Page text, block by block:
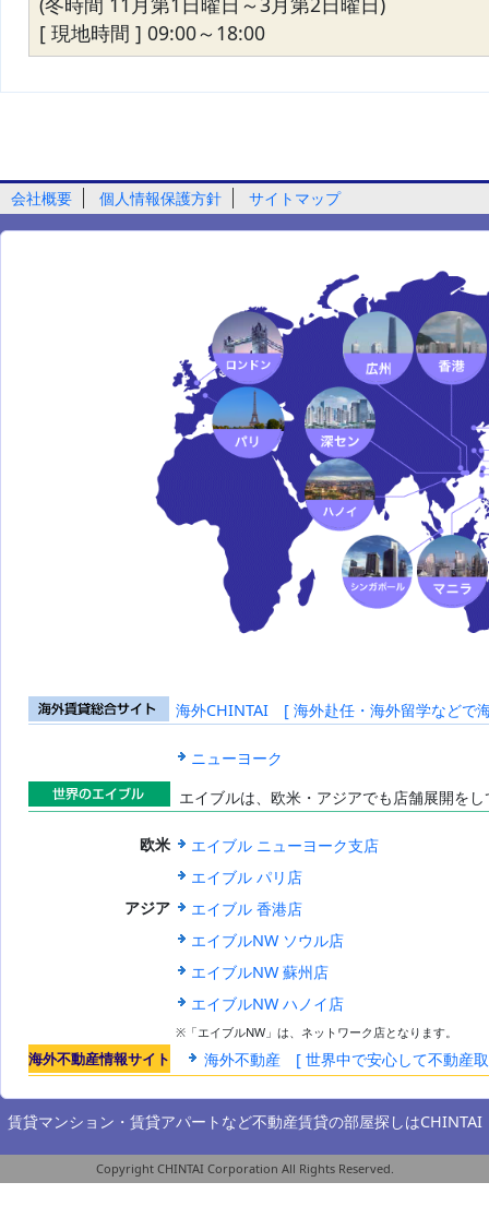
[ 現地時間 ] 09:00～18:00
会社概要 個人情報保護方針 サイトマップ
海外賃貸総合
海外CHINTAI [ 海外赴任・海外留学などで
ニューヨーク
エイブルは、欧米・アジアでも店舗展開を
欧米
エイブル ニューヨーク支店
エイブル パリ店
アジア
エイブル 香港店
エイブルNW ソウル店
エイブルNW 蘇州店
エイブルNW ハノイ店
※「エイブルNW」は、ネットワーク店となります。
海外不動産情報サイト 海外不動産 [ 世界中で安心して不動産
賃貸マンション・賃貸アパートなど不動産賃貸の部屋探しはCHINTAI
Copyright CHINTAI Corporation All Rights Reserved.